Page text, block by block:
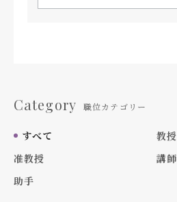
Category 職位カテゴリー
すべて
教授
准教授
講師
助手